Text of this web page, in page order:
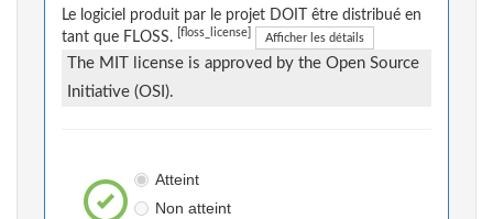
Le logiciel produit par le projet DOIT être distribué en
tant que FLOSS.
[floss_license] Afficher les détails
The MIT license is approved by the Open Source
Initiative (OSI).
Atteint
Non atteint